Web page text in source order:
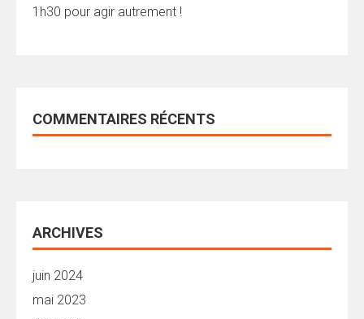
1h30 pour agir autrement !
COMMENTAIRES RÉCENTS
ARCHIVES
juin 2024
mai 2023